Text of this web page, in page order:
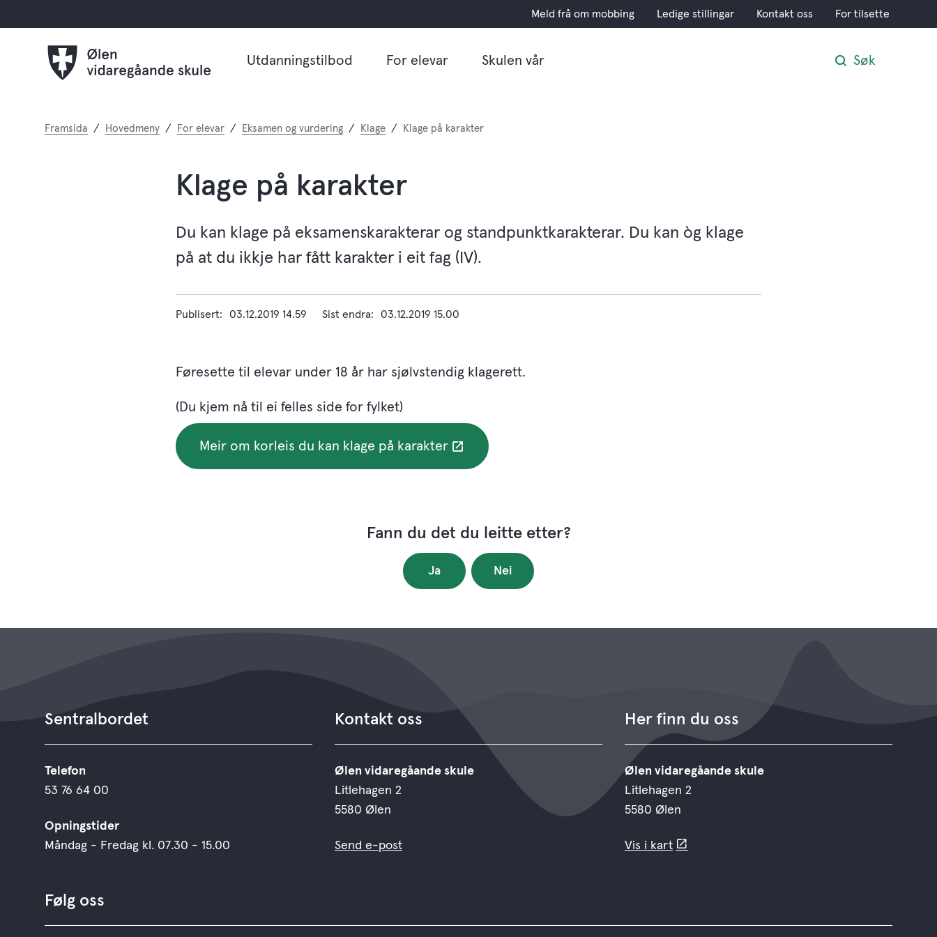
Meld frå om mobbing Ledige stillingar Kontakt oss For tilsette
Utdanningstilbod For elevar Skulen vår Søk
Du
Framsida Hovedmeny For elevar Eksamen og vurdering Klage Klage på karakter
Klage på karakter
Du kan klage på eksamenskarakterar og standpunktkarakterar. Du kan òg klage
på at du ikkje har fått karakter i eit fag (IV).
Publisert 03.12.2019 14.59 Sist endra 03.12.2019 15.00
Føresette til elevar under 18 år har sjølvstendig klagerett.
(Du kjem nå til ei felles side for fylket)
Meir om korleis du kan klage på karakter
Fann du det du leitte etter?
Ja Nei
Sentralbordet
Telefon
53 76 64 00
Opningstider
Måndag - Fredag kl. 07.30 - 15.00
Kontakt oss
Ølen vidaregåande skule
Litlehagen 2
5580 Ølen
Send e-post
Her finn du oss
Ølen vidaregåande skule
Litlehagen 2
5580 Ølen
Vis i kart
Følg oss